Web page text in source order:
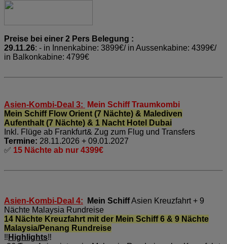
Preise bei einer 2 Pers Belegung :
29.11.26: - in Innenkabine: 3899€/ in Aussenkabine: 4399€/
in Balkonkabine: 4799€
Asien-Kombi-Deal 3:
Mein Schiff Traumkombi
Mein Schiff Flow Orient (7 Nächte) & Malediven
Aufenthalt (7 Nächte) & 1 Nacht Hotel Dubai
Inkl. Flüge ab Frankfurt& Zug zum Flug und Transfers
Termine: 28.11.2026 + 09.01.2027
✅ 15 Nächte ab nur 4399€
Asien-Kombi-Deal 4: Mein SchiffAsien Kreuzfahrt + 9
Nächte Malaysia Rundreise
14 Nächte Kreuzfahrt mit der Mein Schiff 6 & 9 Nächte
Malaysia/Penang Rundreise
‼️ Highlights‼️